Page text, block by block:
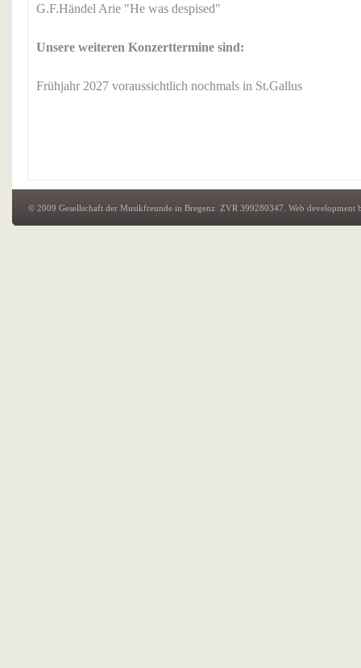
G.F.Händel Arie "He was despised"
Unsere weiteren Konzerttermine sind:
Frühjahr 2027 voraussichtlich nochmals in St.Gallus
© 2009 Gesellschaft der Musikfreunde in Bregenz ZVR 399280347. Web development